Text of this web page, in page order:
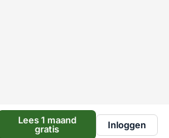
Lees 1 maand
gratis
Inloggen